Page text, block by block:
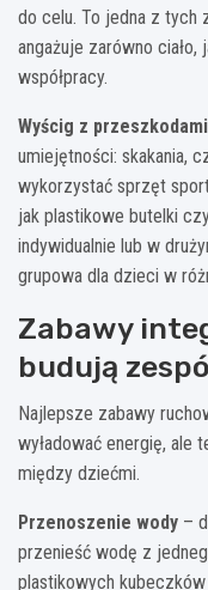
do celu. To jedna z tych
angażuje zarówno ciało,
współpracy.
Wyścig z przeszkodami
umiejętności: skakania,
wykorzystać sprzęt
jak plastikowe butelki
indywidualnie lub w
grupowa dla dzieci w
Zabawy
budują
Najlepsze zabawy
wyładować energię, ale
między dziećmi.
Przenoszenie wody –
przenieść wodę z
plastikowych